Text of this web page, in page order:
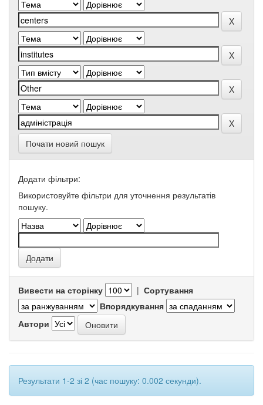
Почати новий пошук
Додати фільтри:
Використовуйте фільтри для уточнення результатів
пошуку.
Вивести на сторінку | Сортування
Впорядкування
Автори
Результати 1-2 зі 2 (час пошуку: 0.002 секунди).